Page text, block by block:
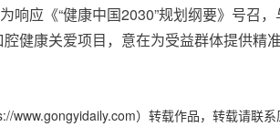
响应《“健康中国2030”规划纲要》号召
健康关爱项目，意在为受益群体提供精准
www.gongyidaily.com）转载作品，转载请联